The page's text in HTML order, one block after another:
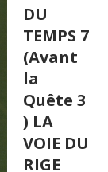
DU
TEMPS 7
(Avant
la
Quête 3
) LA
VOIE DU
RIGE